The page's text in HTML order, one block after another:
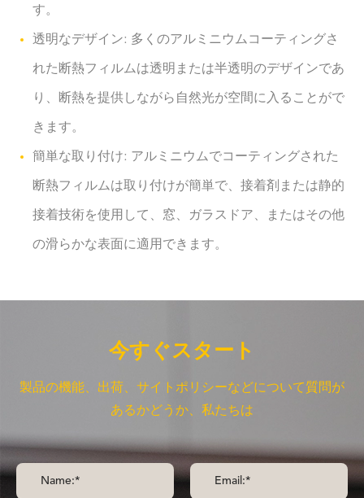
す。
透明なデザイン: 多くのアルミニウムコーティングさ
れた断熱フィルムは透明または半透明のデザインであ
り、断熱を提供しながら自然光が空間に入ることがで
きます。
簡単な取り付け: アルミニウムでコーティングされた
断熱フィルムは取り付けが簡単で、接着剤または静的
接着技術を使用して、窓、ガラスドア、またはその他
の滑らかな表面に適用できます。
今すぐスタート
製品の機能、出荷、サイトポリシーなどについて質問が
あるかどうか、私たちは